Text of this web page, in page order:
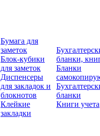
Бумага для
заметок
Блок-кубики
для заметок
Диспенсеры
для закладок и
блокнотов
Клейкие
закладки
бланки,
Бланки
бланки
Книги учета